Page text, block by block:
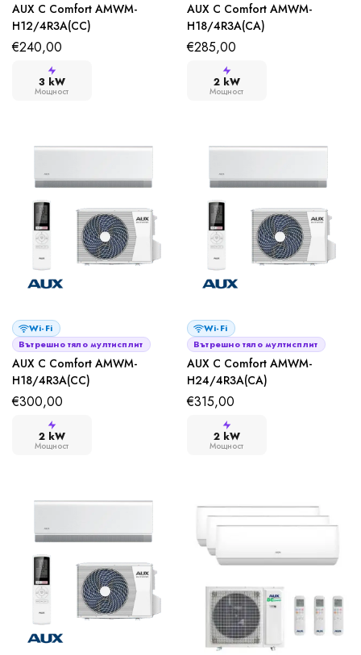
AUX C Comfort AMWM-
H12/4R3A(CC)
€240,00
3 kW
Мощност
AUX C Comfort AMWM-
H18/4R3A(CA)
€285,00
2 kW
Мощност
Wi-Fi
Вътрешно тяло мултисплит
AUX C Comfort AMWM-
H18/4R3A(CC)
€300,00
2 kW
Мощност
Wi-Fi
Вътрешно тяло мултисплит
AUX C Comfort AMWM-
H24/4R3A(CA)
€315,00
2 kW
Мощност